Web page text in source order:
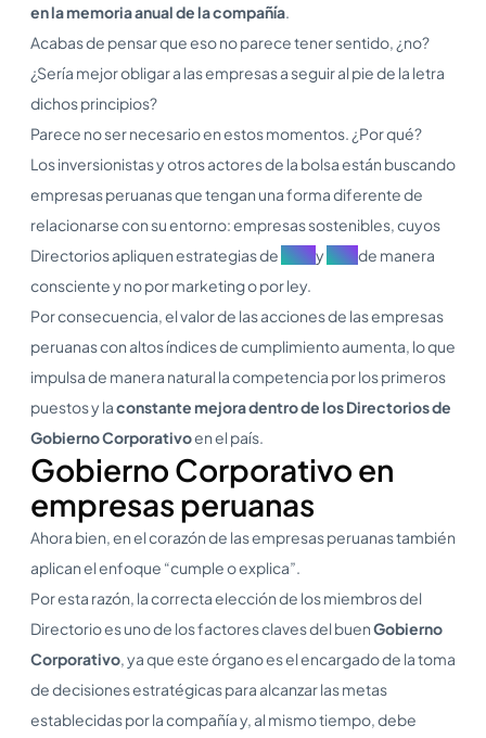
en la memoria anual de la compañía.
Acabas de pensar que eso no parece tener sentido, ¿no?
¿Sería mejor obligar a las empresas a seguir al pie de la letra
dichos principios?
Parece no ser necesario en estos momentos. ¿Por qué?
Los inversionistas y otros actores de la bolsa están buscando
empresas peruanas que tengan una forma diferente de
relacionarse con su entorno: empresas sostenibles, cuyos
Directorios apliquen estrategias deESGyRSEde manera
consciente y no por marketing o por ley.
Por consecuencia, el valor de las acciones de las empresas
peruanas con altos índices de cumplimiento aumenta, lo que
impulsa de manera natural la competencia por los primeros
puestos y laconstante mejora dentro de los Directorios de
Gobierno Corporativoen el país.
Gobierno Corporativo en
empresas peruanas
Ahora bien, en el corazón de las empresas peruanas también
aplican el enfoque “cumple o explica”.
Por esta razón, la correcta elección de los miembros del
Directorio es uno de los factores claves del buenGobierno
Corporativo, ya que este órgano es el encargado de la toma
de decisiones estratégicas para alcanzar las metas
establecidas por la compañía y, al mismo tiempo, debe